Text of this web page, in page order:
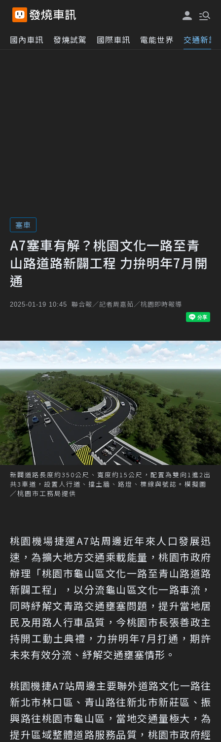
國內車訊 發燒試駕 國際車訊 電能世界 交通新訊
塞車
A7塞車有解？桃園文化一路至青
山路道路新闢工程 力拚明年7月開
通
2025-01-19 10:45 聯合報／記者周嘉茹／桃園即時報導
新闢道路長度約350公尺、寬度約15公尺，配置為雙向1進2出
共3車道，設置人行道、擋土牆、路燈、標線與號誌。模擬圖
／桃園市工務局提供
桃園機場捷運A7站周邊近年來人口發展迅
速，為擴大地方交通乘載能量，桃園市政府
辦理「桃園市龜山區文化一路至青山路道路
新闢工程」，以分流龜山區文化一路車流，
同時紓解文青路交通壅塞問題，提升當地居
民及用路人行車品質，今桃園市長張善政主
持開工動土典禮，力拚明年7月打通，期許
未來有效分流、紓解交通壅塞情形。
桃園機捷A7站周邊主要聯外道路文化一路往
新北市林口區、青山路往新北市新莊區、振
興路往桃園市龜山區，當地交通量極大，為
提升區域整體道路服務品質，桃園市政府經